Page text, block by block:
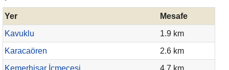
Yer
Mesafe
Kavuklu
1.9 km
Karacaören
2.6 km
Kemerhisar İçmecesi
4.7 km